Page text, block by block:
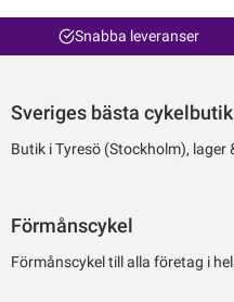
Snabba leveranser
Sveriges bästa
Butik i Tyresö (Stockholm), lager
Förmånscykel
Förmånscykel till alla företag i